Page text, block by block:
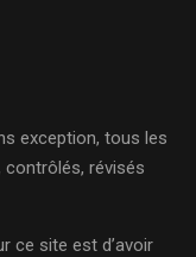
exception, tous les
révisés
ce site est d’avoir